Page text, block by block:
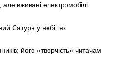
вживані електромобілі
Сатурн у небі: як
його «творчість» читачам